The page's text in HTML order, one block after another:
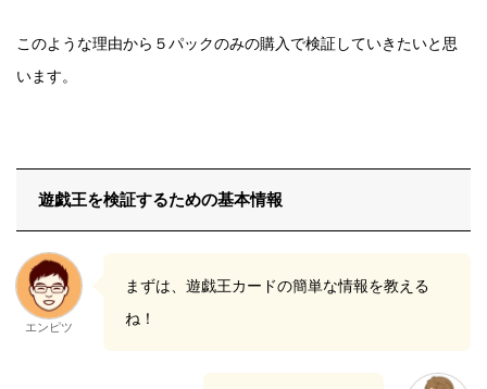
このような理由から５パックのみの購入で検証していきたいと思
います。
遊戯王を検証するための基本情報
エンピツ
まずは、遊戯王カードの簡単な情報を教える
ね！